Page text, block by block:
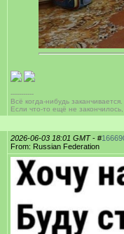
-----------
Всё когда-нибудь заканчивается.
Если что-то ещё не
2026-06-03 18:01 GMT- #
From: Russian Federation